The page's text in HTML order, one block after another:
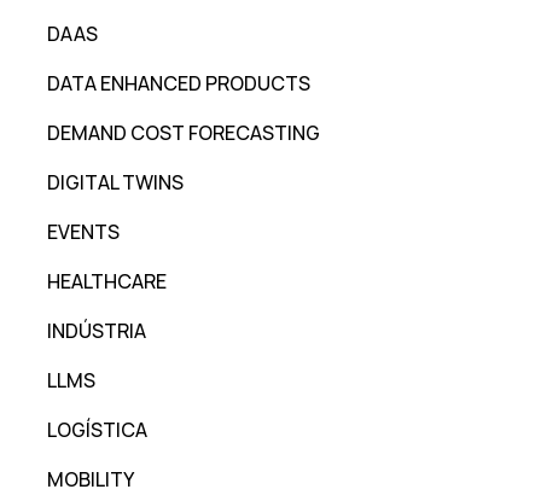
DAAS
DATA ENHANCED PRODUCTS
DEMAND COST FORECASTING
DIGITAL TWINS
EVENTS
HEALTHCARE
INDÚSTRIA
LLMS
LOGÍSTICA
MOBILITY